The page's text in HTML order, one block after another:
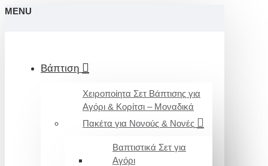
MENU
Βάπτιση
Χειροποίητα Σετ Βάπτισης για
Αγόρι & Κορίτσι – Μοναδικά
Πακέτα για Νονούς & Νονές
Βαπτιστικά Σετ για
Αγόρι